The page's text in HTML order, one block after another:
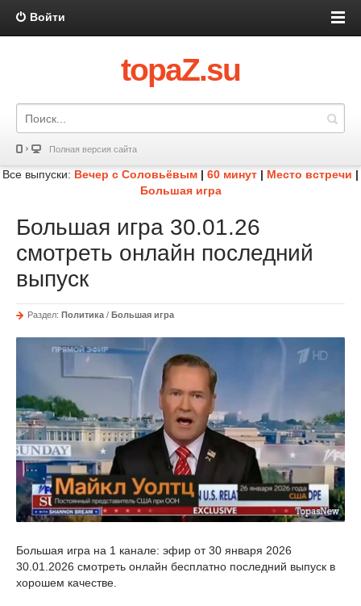
Войти
topaZ.su
Полная версия сайта
Все выпуски: Вечер с Соловьёвым | 60 минут | Место встречи |
Большая игра
Большая игра 30.01.26
смотреть онлайн последний
выпуск
Раздел: Политика / Большая игра
Большая игра на 1 канале: эфир от 30 января 2026
30.01.2026 смотреть онлайн бесплатно последний выпуск в
хорошем качестве.